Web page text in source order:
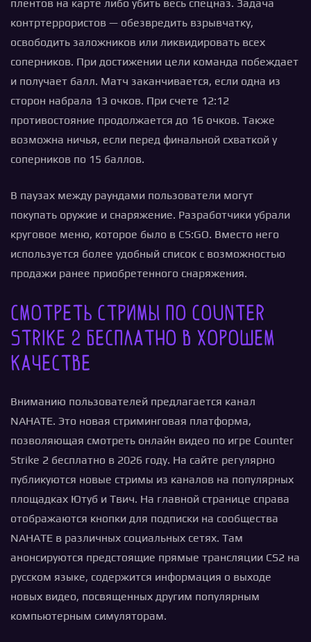
плентов на карте либо убить весь спецназ. Задача
контртеррористов — обезвредить взрывчатку,
освободить заложников или ликвидировать всех
соперников. При достижении цели команда побеждает
и получает балл. Матч заканчивается, если одна из
сторон набрала 13 очков. При счете 12:12
противостояние продолжается до 16 очков. Также
возможна ничья, если перед финальной схваткой у
соперников по 15 баллов.
В паузах между раундами пользователи могут
покупать оружие и снаряжение. Разработчики убрали
круговое меню, которое было в CS:GO. Вместо него
используется более удобный список с возможностью
продажи ранее приобретенного снаряжения.
Смотреть стримы по Counter
Strike 2 бесплатно в хорошем
качестве
Вниманию пользователей предлагается канал
NAHATE. Это новая стриминговая платформа,
позволяющая смотреть онлайн видео по игре Counter
Strike 2 бесплатно в 2026 году. На сайте регулярно
публикуются новые стримы из каналов на популярных
площадках Ютуб и Твич. На главной странице справа
отображаются кнопки для подписки на сообщества
NAHATE в различных социальных сетях. Там
анонсируются предстоящие прямые трансляции CS2 на
русском языке, содержится информация о выходе
новых видео, посвященных другим популярным
компьютерным симуляторам.